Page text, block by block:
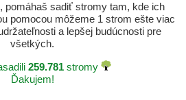
pomáhaš sadiť stromy tam, kde ich
pomocou môžeme 1 strom ešte viac
a lepšej budúcnosti pre
všetkých.
259.781 stromy
Ďakujem!